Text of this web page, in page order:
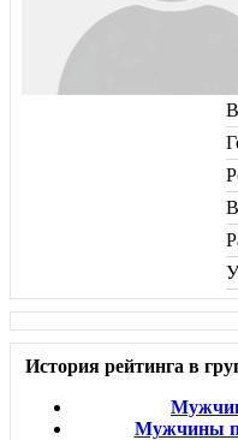
История рейтинга в
Мужчины